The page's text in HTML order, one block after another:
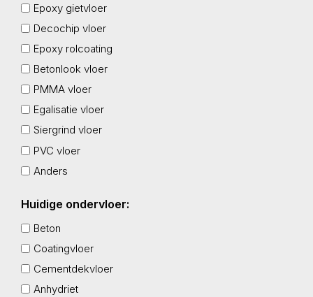
Epoxy gietvloer
Decochip vloer
Epoxy rolcoating
Betonlook vloer
PMMA vloer
Egalisatie vloer
Siergrind vloer
PVC vloer
Anders
Huidige ondervloer:
Beton
Coatingvloer
Cementdekvloer
Anhydriet